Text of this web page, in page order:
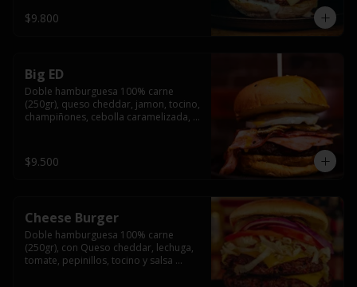
$9.800
Big ED
Doble hamburguesa 100% carne
(250gr), queso cheddar, jamon, tocino,
champiñones, cebolla caramelizada,
$9.500
Cheese Burger
Doble hamburguesa 100% carne
(250gr), con Queso cheddar, lechuga,
tomate, pepinillos, tocino y salsa